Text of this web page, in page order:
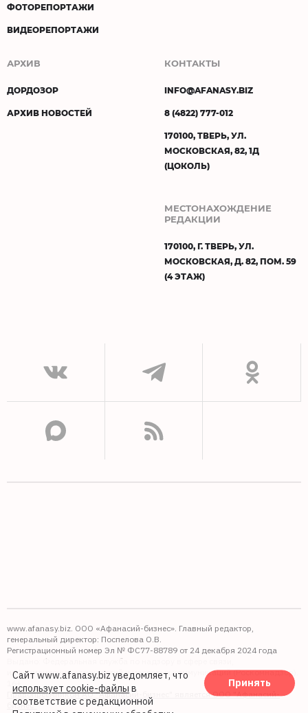
ФОТОРЕПОРТАЖИ
ВИДЕОРЕПОРТАЖИ
АРХИВ
ДОРДОЗОР
АРХИВ НОВОСТЕЙ
КОНТАКТЫ
INFO@AFANASY.BIZ
8 (4822) 777-012
170100, ТВЕРЬ, УЛ.
МОСКОВСКАЯ, 82, 1Д
(ЦОКОЛЬ)
МЕСТОНАХОЖДЕНИЕ
РЕДАКЦИИ
170100, Г. ТВЕРЬ, УЛ.
МОСКОВСКАЯ, Д. 82, ПОМ. 59
(4 ЭТАЖ)
www.afanasy.biz. ООО «Афанасий-бизнес». Главный редактор,
генеральный директор: Поспелова О.В.
Регистрационный номер Эл № ФС77-88789 от 24 декабря 2024 года
Выдано: Федеральная служба по надзору в сфере связи,
информационных технологий и массовых коммуникаций (Роскомнадзор).
Правопреемником АО "Афанасий-бизнес" является ООО "Афанасий-
бизнес"
Сайт www.afanasy.biz уведомляет, что
использует cookie-файлы в
соответствие с редакционной
Принять